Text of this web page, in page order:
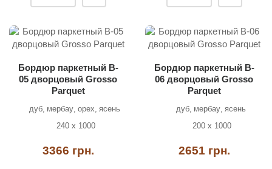
Бордюр паркетный B-
05 дворцовый Grosso
Parquet
дуб мербау орех ясень
240 х 1000
3366 грн.
Бордюр паркетный B-
06 дворцовый Grosso
Parquet
дуб мербау ясень
200 х 1000
2651 грн.